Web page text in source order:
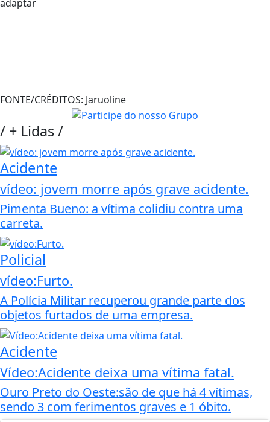
adaptar
FONTE/CRÉDITOS: Jaruoline
/ + Lidas/
Acidente
vídeo: jovem morre após grave acidente.
Pimenta Bueno: a vítima colidiu contra uma
carreta.
Policial
vídeo:Furto.
A Polícia Militar recuperou grande parte dos
objetos furtados de uma empresa.
Acidente
Vídeo:Acidente deixa uma vítima fatal.
Ouro Preto do Oeste:são de que há 4 vítimas,
sendo 3 com ferimentos graves e 1 óbito.